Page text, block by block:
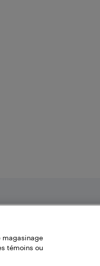
Bestbuy.ca
magasinage
témoins ou